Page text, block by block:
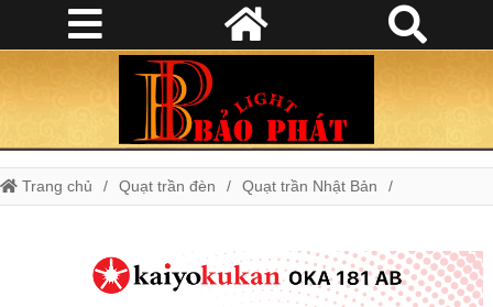
Trang chủ Quạt trần đèn Quạt trần Nhật Bản